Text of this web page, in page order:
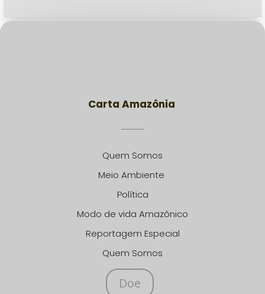
Carta Amazônia
Quem Somos
Meio Ambiente
Política
Modo de vida Amazônico
Reportagem Especial
Quem Somos
Doe